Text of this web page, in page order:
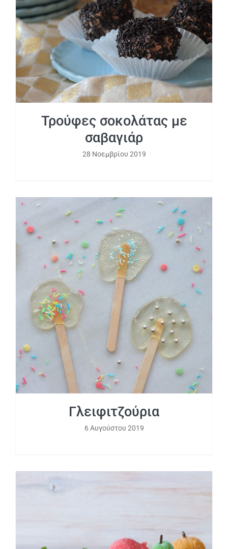
Τρούφες σοκολάτας με σαβαγιάρ
Τρούφες σοκολάτας με
σαβαγιάρ
28 Νοεμβρίου 2019
Γλειφιτζούρια
Γλειφιτζούρια
6 Αυγούστου 2019